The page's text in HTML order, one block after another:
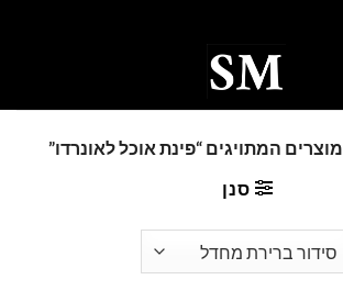
מוצרים המתויגים “פינת אוכל לאונרדו”
סנן